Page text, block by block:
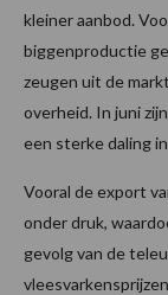
kleiner aanbod.
biggenproductie
zeugen uit de
overheid. In juni
een sterke daling
Vooral de export
onder druk,
gevolg van de